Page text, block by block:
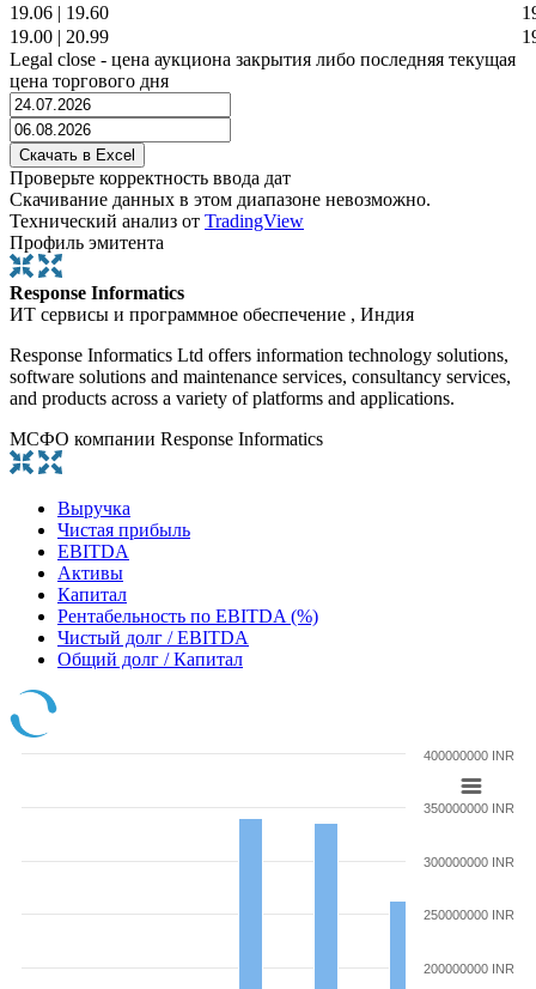
19.06 | 19.60
19.00 | 20.99
Legal close - цена аукциона закрытия либо последняя текущая
цена торгового дня
Проверьте корректность ввода дат
Скачивание данных в этом диапазоне невозможно.
Технический анализ от TradingView
Профиль эмитента
Response Informatics
ИТ сервисы и программное обеспечение , Индия
Response Informatics Ltd offers information technology solutions,
software solutions and maintenance services, consultancy services,
and products across a variety of platforms and applications.
МСФО компании Response Informatics
Выручка
Чистая прибыль
EBITDA
Активы
Капитал
Рентабельность по EBITDA (%)
Чистый долг / EBITDA
Общий долг / Капитал
200000000 INR
250000000 INR
300000000 INR
350000000 INR
400000000 INR